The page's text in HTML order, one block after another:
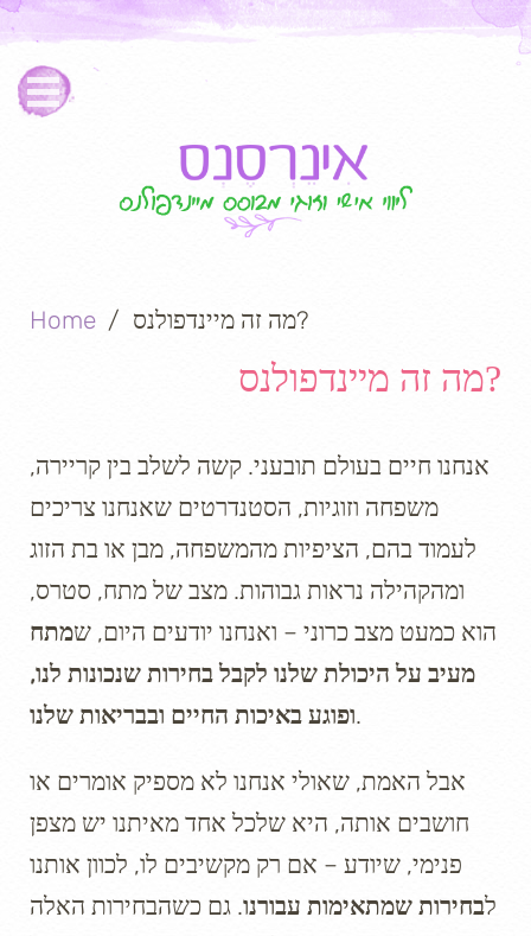
Home מה זה מיינדפולנס?
מה זה מיינדפולנס?
אנחנו חיים בעולם תובעני. קשה לשלב בין קריירה,
משפחה וזוגיות, הסטנדרטים שאנחנו צריכים
לעמוד בהם, הציפיות מהמשפחה, מבן או בת הזוג
ומהקהילה נראות גבוהות. מצב של מתח, סטרס,
הוא כמעט מצב כרוני – ואנחנו יודעים היום, שמתח
מעיב על היכולת שלנו לקבל בחירות שנכונות לנו,
ופוגע באיכות החיים ובבריאות שלנו.
אבל האמת, שאולי אנחנו לא מספיק אומרים או
חושבים אותה, היא שלכל אחד מאיתנו יש מצפן
פנימי, שיודע – אם רק מקשיבים לו, לכוון אותנו
לבחירות שמתאימות עבורנו. גם כשהבחירות האלה